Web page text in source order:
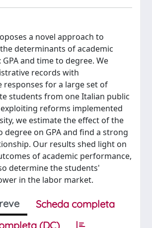
a novel approach to
determinants of academic
and time to degree. We
records with
responses for a large set of
students from one Italian public
exploiting reforms implemented
we estimate the effect of the
degree on GPA and find a strong
Our results shed light on
of academic performance,
determine the students'
in the labor market.
Scheda completa
(DC)